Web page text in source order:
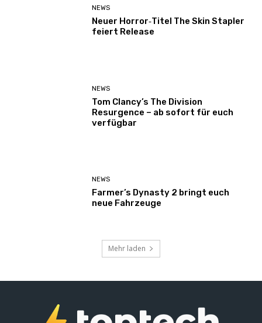
NEWS
Neuer Horror‑Titel The Skin Stapler
feiert Release
NEWS
Tom Clancy’s The Division
Resurgence – ab sofort für euch
verfügbar
NEWS
Farmer’s Dynasty 2 bringt euch
neue Fahrzeuge
Mehr laden